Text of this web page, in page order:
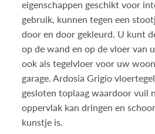
eigenschappen geschikt voor
gebruik, kunnen tegen een
door en door gekleurd. U kunt
op de wand en op de vloer van
ook als tegelvloer voor uw
garage. Ardosia Grigio
gesloten toplaag waardoor vuil
oppervlak kan dringen en
kunstje is.